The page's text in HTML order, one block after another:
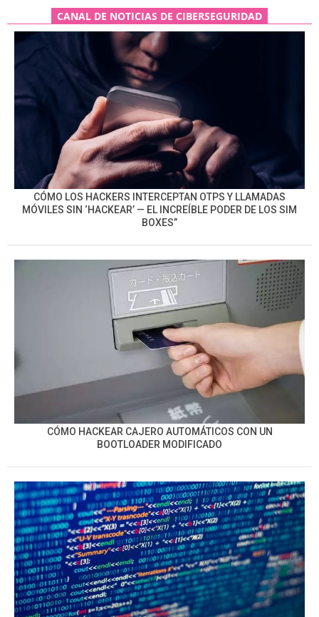
CANAL DE NOTICIAS DE CIBERSEGURIDAD
CÓMO LOS HACKERS INTERCEPTAN OTPS Y LLAMADAS
MÓVILES SIN ‘HACKEAR’ — EL INCREÍBLE PODER DE LOS SIM
BOXES”
CÓMO HACKEAR CAJERO AUTOMÁTICOS CON UN
BOOTLOADER MODIFICADO